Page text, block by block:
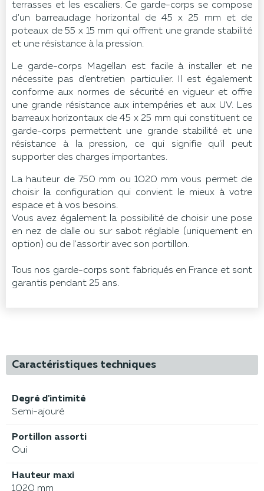
terrasses et les escaliers. Ce garde-corps se compose
d'un barreaudage horizontal de 45 x 25 mm et de
poteaux de 55 x 15 mm qui offrent une grande stabilité
et une résistance à la pression.
Le garde-corps Magellan est facile à installer et ne
nécessite pas d'entretien particulier. Il est également
conforme aux normes de sécurité en vigueur et offre
une grande résistance aux intempéries et aux UV. Les
barreaux horizontaux de 45 x 25 mm qui constituent ce
garde-corps permettent une grande stabilité et une
résistance à la pression, ce qui signifie qu'il peut
supporter des charges importantes.
La hauteur de 750 mm ou 1020 mm vous permet de
choisir la configuration qui convient le mieux à votre
espace et à vos besoins.
Vous avez également la possibilité de choisir une pose
en nez de dalle ou sur sabot réglable (uniquement en
option) ou de l'assortir avec son portillon.
Tous nos garde-corps sont fabriqués en France et sont
garantis pendant 25 ans.
Caractéristiques techniques
Degré d'intimité
Semi-ajouré
Portillon assorti
Oui
Hauteur maxi
1020 mm